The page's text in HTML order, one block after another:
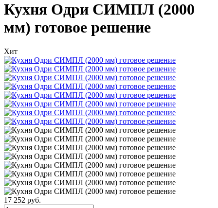
Кухня Одри СИМПЛ (2000
мм) готовое решение
Хит
17 252 руб.